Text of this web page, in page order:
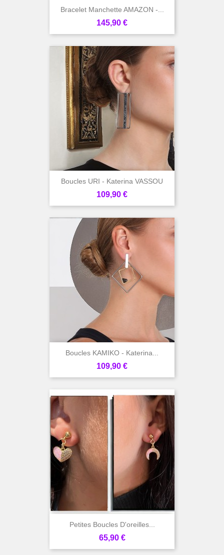
Bracelet Manchette AMAZON -...
Prix
145,90 €
Boucles URI - Katerina VASSOU
Prix
109,90 €
Boucles KAMIKO - Katerina...
Prix
109,90 €
Petites Boucles D'oreilles...
Prix
65,90 €